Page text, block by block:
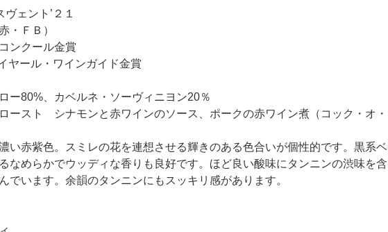
ェント’２１
・ＦＢ）
ンクール金賞
ヤール・ワインガイド金賞
ー80%、カベルネ・ソーヴィニヨン20％
ースト シナモンと赤ワインのソース、ポークの赤ワイン煮（コック・オ
い赤紫色。スミレの花を連想させる輝きのある色合いが個性的です。黒系
なめらかでウッディな香りも良好です。ほど良い酸味にタンニンの渋味を
でいます。余韻のタンニンにもスッキリ感があります。